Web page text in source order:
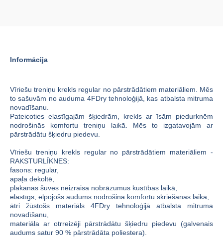
Informācija
Vīriešu treniņu krekls regular no pārstrādātiem materiāliem. Mēs
to sašuvām no auduma 4FDry tehnoloģijā, kas atbalsta mitruma
novadīšanu.
Pateicoties elastīgajām šķiedrām, krekls ar īsām piedurknēm
nodrošinās komfortu treniņu laikā. Mēs to izgatavojām ar
pārstrādātu šķiedru piedevu.
Vīriešu treniņu krekls regular no pārstrādātiem materiāliem -
RAKSTURLĪKNES:
fasons: regular,
apaļa dekoltē,
plakanas šuves neizraisa nobrāzumus kustības laikā,
elastīgs, elpojošs audums nodrošina komfortu skriešanas laikā,
ātri žūstošs materiāls 4FDry tehnoloģijā atbalsta mitruma
novadīšanu,
materiāla ar otrreizēji pārstrādātu šķiedru piedevu (galvenais
audums satur 90 % pārstrādāta poliestera).